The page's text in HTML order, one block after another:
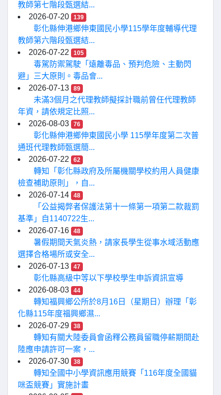
教師第七階段甄選結...
2026-07-20
139
彰化縣伸港鄉伸東國民小學115學年度輔導代理
教師第六階段甄選結...
2026-07-22
105
毒駕防禦駕駛「遠離毒品、預判危險、主動閃
避」三大原則。毒品會...
2026-07-13
89
未滿3個月之代理教師擬採計職前曾任代理教師
年資，請依規定比照...
2026-08-03
76
彰化縣伸港鄉伸東國民小學 115學年度第二次普
通班代理教師甄選簡...
2026-07-22
62
轉知「彰化縣政府及所屬機關學校約用人員健康
檢查補助原則」，自...
2026-07-14
48
「公益揭弊者保護法第十一條第一項第二款裁罰
基準」自1140722生...
2026-07-16
48
暑假期間天氣炎熱，請家長學生從事水域活動應
選擇合格場所或安全...
2026-07-13
47
彰化縣高級中等以下學校學生申訴資訊宣導
2026-08-03
44
轉知福興鄉公所於8月16日（星期日）辦理「彰
化縣115年度福興鄉濕...
2026-07-29
38
轉知有關大陸委員會函釋公務員留職停薪期間赴
陸應申請許可一案，...
2026-07-30
38
轉知全國中小學資訊應用競賽「116年度全國貓
咪盃競賽」實施計畫